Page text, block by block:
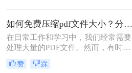
绍三种简单实用的PDF压缩技巧，助
你轻松优化PDF文件，提升文档传输
效率。
如何免费压缩pdf文件大小？分享二个实用压缩方法！
在日常工作和学习中，我们经常需要
处理大量的PDF文件。然而，有时候
PDF文件过大，不仅占用存储空间，
还会影响上传和分享的速度。为了解
赞 踩